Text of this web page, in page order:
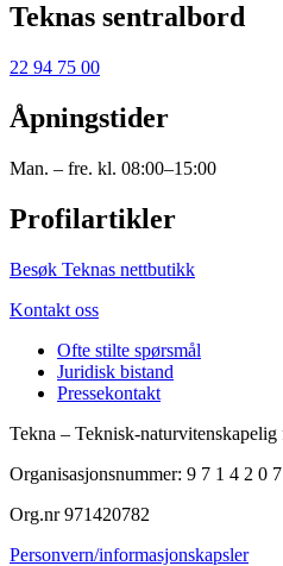
Teknas sentralbord
22 94 75 00
Åpningstider
Man. – fre. kl. 08:00–15:00
Profilartikler
Besøk Teknas nettbutikk
Kontakt oss
Ofte stilte spørsmål
Juridisk bistand
Pressekontakt
Tekna – Teknisk-naturvitenskapelig
Organisasjonsnummer: 9 7 1 4 2 0
Org.nr 971420782
Personvern/informasjonskapsler